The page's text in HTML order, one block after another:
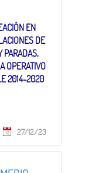
EN
DE
PARADAS,
OPERATIVO
2014-2020
27/12/23